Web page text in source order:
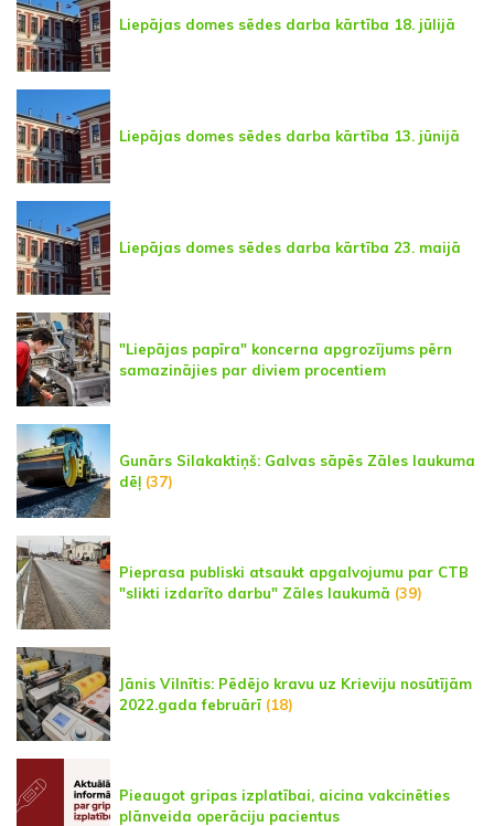
Liepājas domes sēdes darba kārtība 18. jūlijā
Liepājas domes sēdes darba kārtība 13. jūnijā
Liepājas domes sēdes darba kārtība 23. maijā
"Liepājas papīra" koncerna apgrozījums pērn
samazinājies par diviem procentiem
Gunārs Silakaktiņš: Galvas sāpēs Zāles laukuma
dēļ (37)
Pieprasa publiski atsaukt apgalvojumu par CTB
"slikti izdarīto darbu" Zāles laukumā (39)
Jānis Vilnītis: Pēdējo kravu uz Krieviju nosūtījām
2022.gada februārī (18)
Pieaugot gripas izplatībai, aicina vakcinēties
plānveida operāciju pacientus